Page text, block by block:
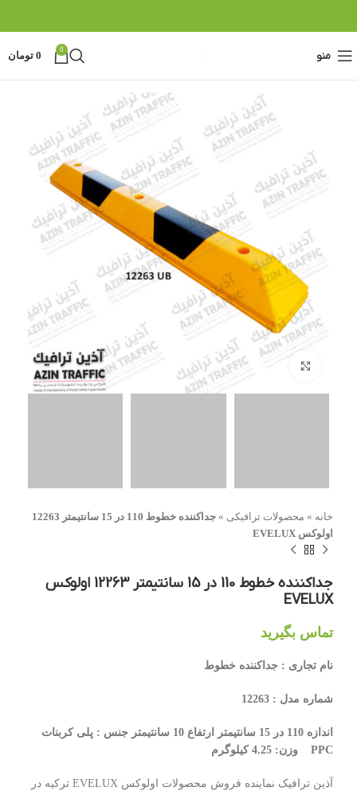
منو 0
0 تومان
بزرگنمایی تصویر
خانه » محصولات ترافیکی »
جداکننده خطوط 110 در 15 سانتیمتر 12263
اولوکس EVELUX
جداکننده خطوط 110 در 15 سانتیمتر 12263 اولوکس
EVELUX
تماس بگیرید
نام تجاری : جداکننده خطوط
شماره مدل : 12263
اندازه 110 در 15 سانتیمتر ارتفاع 10 سانتیمتر
جنس : پلی کربنات
PPC وزن: 4.25
کیلوگرم
آذین ترافیک نماینده فروش محصولات اولوکس EVELUX ترکیه در